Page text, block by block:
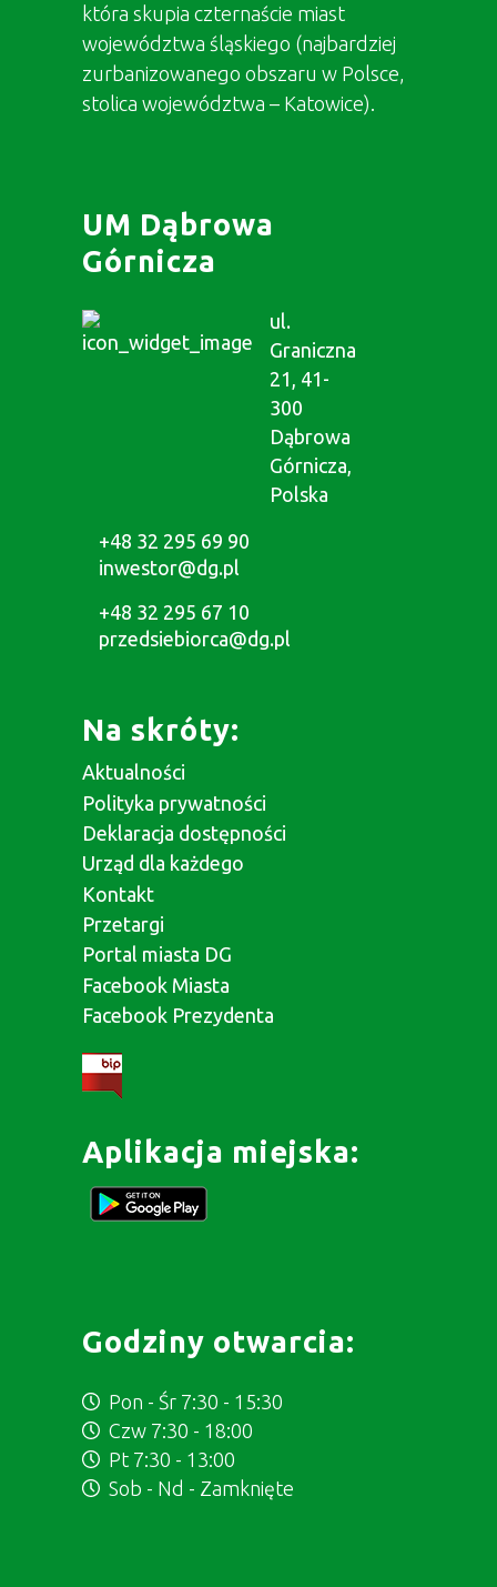
która skupia czternaście miast
województwa śląskiego (najbardziej
zurbanizowanego obszaru w Polsce,
stolica województwa – Katowice).
UM Dąbrowa
Górnicza
ul.
Graniczna
21, 41-
300
Dąbrowa
Górnicza,
Polska
+48 32 295 69 90
inwestor@dg.pl
+48 32 295 67 10
przedsiebiorca@dg.pl
Na skróty:
Aktualności
Polityka prywatności
Deklaracja dostępności
Urząd dla każdego
Kontakt
Przetargi
Portal miasta DG
Facebook Miasta
Facebook Prezydenta
Aplikacja miejska:
Godziny otwarcia:
Pon - Śr 7:30 - 15:30
Czw 7:30 - 18:00
Pt 7:30 - 13:00
Sob - Nd - Zamknięte